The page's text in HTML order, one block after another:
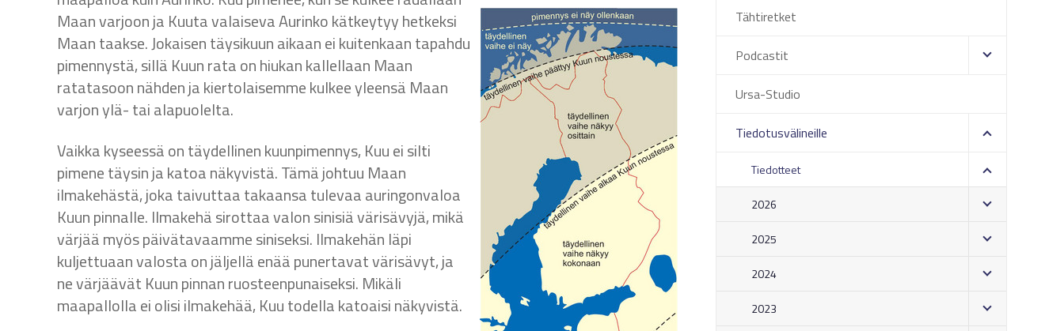
Maan varjoon ja Kuuta valaiseva Aurinko kätkeytyy hetkeksi
Maan taakse. Jokaisen täysikuun aikaan ei kuitenkaan tapahdu
pimennystä, sillä Kuun rata on hiukan kallellaan Maan
ratatasoon nähden ja kiertolaisemme kulkee yleensä Maan
varjon ylä- tai alapuolelta.
Vaikka kyseessä on täydellinen kuunpimennys, Kuu ei silti
pimene täysin ja katoa näkyvistä. Tämä johtuu Maan
ilmakehästä, joka taivuttaa takaansa tulevaa auringonvaloa
Kuun pinnalle. Ilmakehä sirottaa valon sinisiä värisävyjä, mikä
värjää myös päivätavaamme siniseksi. Ilmakehän läpi
kuljettuaan valosta on jäljellä enää punertavat värisävyt, ja
ne värjäävät Kuun pinnan ruosteenpunaiseksi. Mikäli
maapallolla ei olisi ilmakehää, Kuu todella katoaisi näkyvistä.
Tähtiretket
Podcastit
Ursa-Studio
Tiedotusvälineille
Tiedotteet
2026
2025
2024
2023